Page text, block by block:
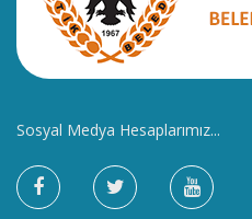
Sosyal Medya Hesaplarımız...